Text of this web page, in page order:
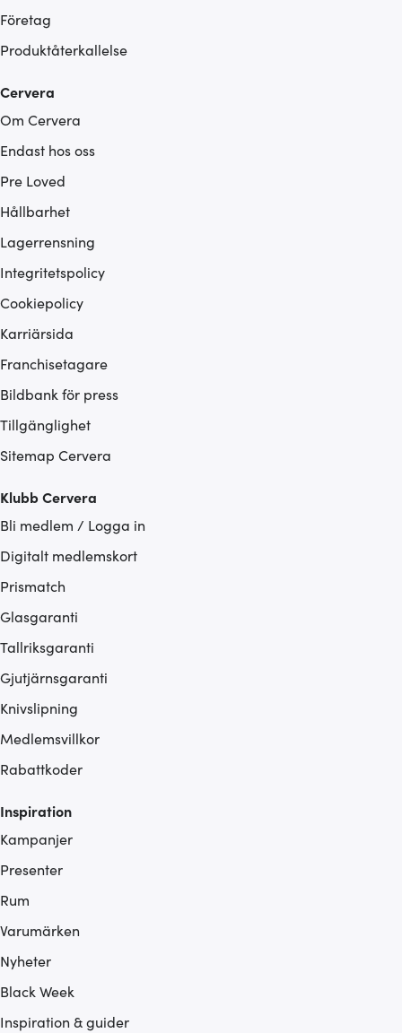
Företag
Produktåterkallelse
Cervera
Om Cervera
Endast hos oss
Pre Loved
Hållbarhet
Lagerrensning
Integritetspolicy
Cookiepolicy
Karriärsida
Franchisetagare
Bildbank för press
Tillgänglighet
Sitemap Cervera
Klubb Cervera
Bli medlem / Logga in
Digitalt medlemskort
Prismatch
Glasgaranti
Tallriksgaranti
Gjutjärnsgaranti
Knivslipning
Medlemsvillkor
Rabattkoder
Inspiration
Kampanjer
Presenter
Rum
Varumärken
Nyheter
Black Week
Inspiration & guider